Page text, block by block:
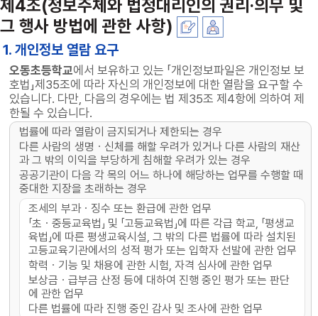
제4조(정보주체와 법정대리인의 권리·의무 및
그 행사 방법에 관한 사항)
1. 개인정보 열람 요구
오동초등학교에서 보유하고 있는 「개인정보파일은 개인정보 보
호법」제35조에 따라 자신의 개인정보에 대한 열람을 요구할 수
있습니다. 다만, 다음의 경우에는 법 제35조 제4항에 의하여 제
한될 수 있습니다.
법률에 따라 열람이 금지되거나 제한되는 경우
다른 사람의 생명ㆍ신체를 해할 우려가 있거나 다른 사람의 재산
과 그 밖의 이익을 부당하게 침해할 우려가 있는 경우
공공기관이 다음 각 목의 어느 하나에 해당하는 업무를 수행할 때
중대한 지장을 초래하는 경우
조세의 부과ㆍ징수 또는 환급에 관한 업무
「초ㆍ중등교육법」 및 「고등교육법」에 따른 각급 학교, 「평생교
육법」에 따른 평생교육시설, 그 밖의 다른 법률에 따라 설치된
고등교육기관에서의 성적 평가 또는 입학자 선발에 관한 업무
학력ㆍ기능 및 채용에 관한 시험, 자격 심사에 관한 업무
보상금ㆍ급부금 산정 등에 대하여 진행 중인 평가 또는 판단
에 관한 업무
다른 법률에 따라 진행 중인 감사 및 조사에 관한 업무